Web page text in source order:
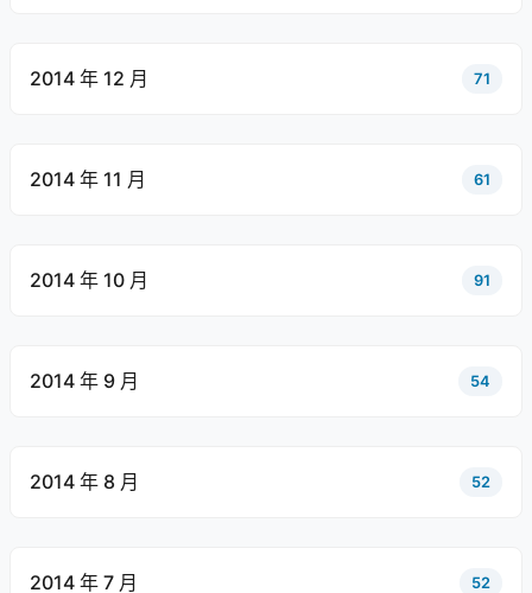
2014 年 12 月 71
2014 年 11 月 61
2014 年 10 月 91
2014 年 9 月 54
2014 年 8 月 52
2014 年 7 月 52